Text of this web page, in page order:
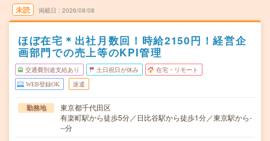
未読 掲載日 2026/08/08
ほぼ在宅＊出社月数回！時給2150円！経営企
画部門での売上等のKPI管理
交通費別途支給あり 土日祝日が休み 在宅・リモート
WEB登録OK 派遣
勤務地
東京都千代田区
有楽町駅から徒歩5分／日比谷駅から徒歩1分／東京駅から-
--分